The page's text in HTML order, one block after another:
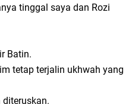
tinggal saya dan Rozi
Batin.
tetap terjalin ukhwah yang